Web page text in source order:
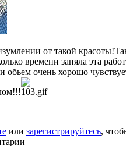
от такой
времени заняла эта
обьем очень хорошо
или зарегистрируйтесь,